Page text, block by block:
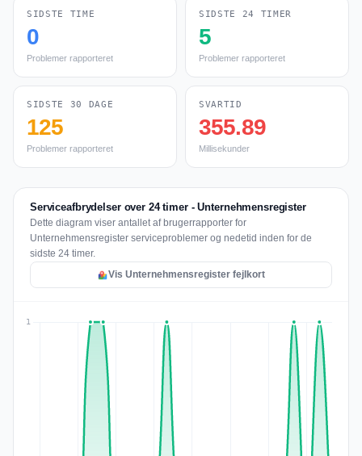
SIDSTE TIME
0
Problemer rapporteret
SIDSTE 24 TIMER
5
Problemer rapporteret
SIDSTE 30 DAGE
125
Problemer rapporteret
SVARTID
355.89
Millisekunder
Serviceafbrydelser over 24 timer - Unternehmensregister
Dette diagram viser antallet af brugerrapporter for
Unternehmensregister serviceproblemer og nedetid inden for de
sidste 24 timer.
Vis Unternehmensregister fejlkort